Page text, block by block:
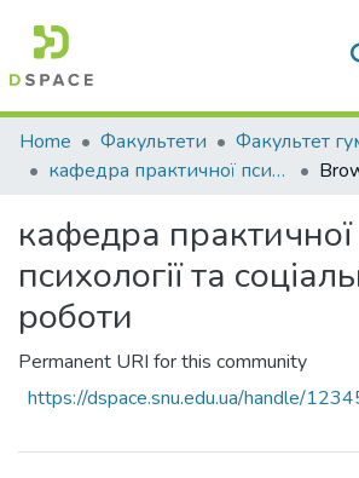
Communities & Collections
All of DSpace
Home Факультети
кафедра практичної психології та соціальної роботи
кафедра практичної
психології та
роботи
Permanent URI for this community
https://dspace.snu.edu.ua/handle/